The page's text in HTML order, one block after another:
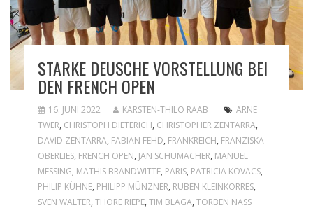
STARKE DEUSCHE VORSTELLUNG BEI
DEN FRENCH OPEN
16. JUNI 2022 KARSTEN-THILO RAAB
ARNE
TWER, CHRISTOPH DIETERICH, CHRISTOPHER ZENTARRA,
DAVID ZENTARRA, FABIAN FEHD, FRANKREICH, FRANZISKA
OBERLIES, FRENCH OPEN, JAN SCHUMACHER, MANUEL
MESSING, MATHIS BRANDWITTE, PARIS, PATRICIA KOVACS,
PHILIP KÜHNE, PHILIPP MÜNZNER, RUBEN KLEINKORRES,
SVEN WALTER, THORE RIEPE, TIM BLAGA, TORBEN NASS